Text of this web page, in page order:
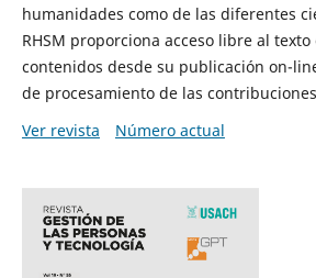
humanidades como de las diferentes
RHSM proporciona acceso libre al
contenidos desde su publicación on-
de procesamiento de las
Ver revista
Número actual